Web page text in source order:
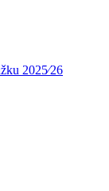
2025⁄26